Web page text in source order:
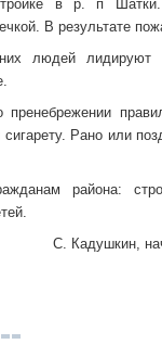
в р. п
В результате
людей лидируют
Рано или
района:
С. Кадушкин,